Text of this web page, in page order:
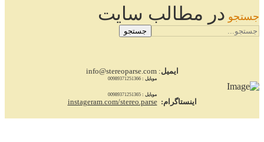
جستجو در مطالب سایت
جستجو
ایمیل : info@stereoparse.com
موبایل :00989371251366
موبایل :00989371251365
اینستاگرام: instageram.com/stereo.parse